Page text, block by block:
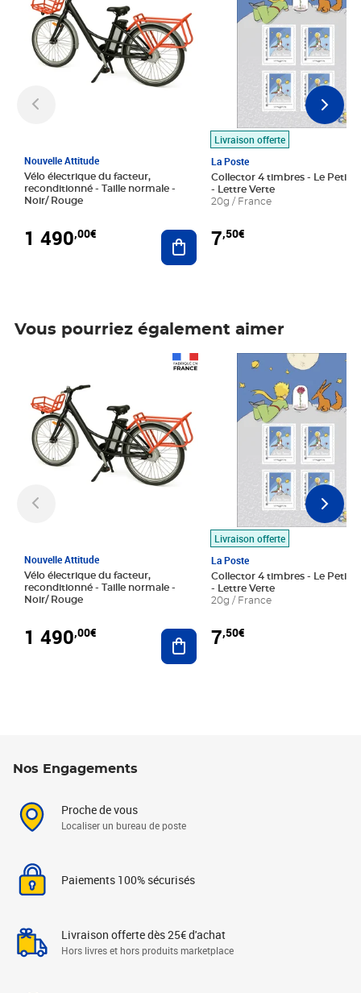
Nouvelle Attitude
Vélo électrique du facteur,
reconditionné - Taille normale -
Noir/ Rouge
1 490,00€ Ajouter au panier
Livraison offerte
La Poste
Collector 4 timbres - Le Petit
- Lettre Verte
20g / France
7,50€
Vous pourriez également aimer
Nouvelle Attitude
Vélo électrique du facteur,
reconditionné - Taille normale -
Noir/ Rouge
1 490,00€ Ajouter au panier
Livraison offerte
La Poste
Collector 4 timbres - Le Petit
- Lettre Verte
20g / France
7,50€
Prix 7,50€
Nos Engagements
Proche de vous
Localiser un bureau de poste
Paiements 100% sécurisés
Livraison offerte dès 25€ d'achat
Hors livres et hors produits marketplace